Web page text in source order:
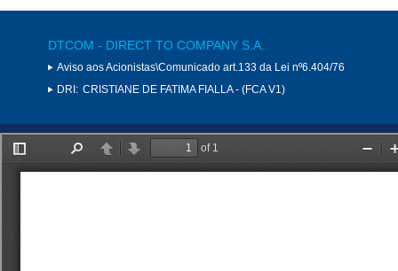
DTCOM - DIRECT TO COMPANY S.A.
Aviso aos Acionistas\Comunicado art.133 da Lei nº6.404/76
DRI: CRISTIANE DE FATIMA FIALLA - (FCA V1)